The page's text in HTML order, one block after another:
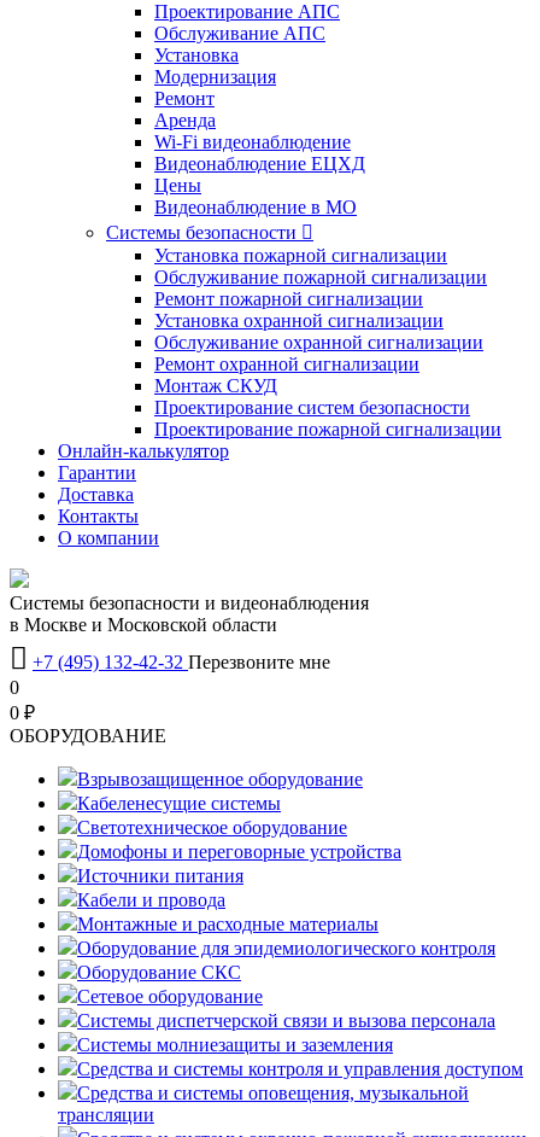
Проектирование АПС
Обслуживание АПС
Установка
Модернизация
Ремонт
Аренда
Wi-Fi видеонаблюдение
Видеонаблюдение ЕЦХД
Цены
Видеонаблюдение в МО
Системы безопасности 
Установка пожарной сигнализации
Обслуживание пожарной сигнализации
Ремонт пожарной сигнализации
Установка охранной сигнализации
Обслуживание охранной сигнализации
Ремонт охранной сигнализации
Монтаж СКУД
Проектирование систем безопасности
Проектирование пожарной сигнализации
Онлайн-калькулятор
Гарантии
Доставка
Контакты
О компании
Системы безопасности и видеонаблюдения
в Москве и Московской области
 +7 (495) 132-42-32 Перезвоните мне
0
0 ₽
OБОРУДОВАНИЕ
Взрывозащищенное оборудование
Кабеленесущие системы
Светотехническое оборудование
Домофоны и переговорные устройства
Источники питания
Кабели и провода
Монтажные и расходные материалы
Оборудование для эпидемиологического контроля
Оборудование СКС
Сетевое оборудование
Системы диспетчерской связи и вызова персонала
Системы молниезащиты и заземления
Средства и системы контроля и управления доступом
Средства и системы оповещения, музыкальной
трансляции